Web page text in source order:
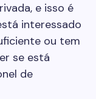
e isso é
interessado
ou tem
se está
de